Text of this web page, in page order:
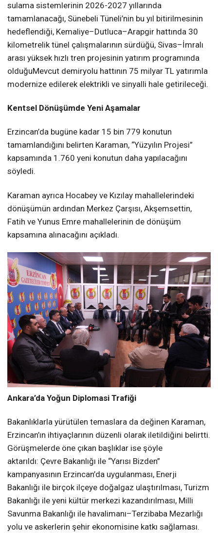
sulama sistemlerinin 2026-2027 yıllarında
tamamlanacağı, Sünebeli Tüneli’nin bu yıl bitirilmesinin
hedeflendiği, Kemaliye–Dutluca–Arapgir hattında 30
kilometrelik tünel çalışmalarının sürdüğü, Sivas–İmralı
arası yüksek hızlı tren projesinin yatırım programında
olduğuMevcut demiryolu hattının 75 milyar TL yatırımla
modernize edilerek elektrikli ve sinyalli hale getirileceği.
Kentsel Dönüşümde Yeni Aşamalar
Erzincan’da bugüne kadar 15 bin 779 konutun
tamamlandığını belirten Karaman, “Yüzyılın Projesi”
kapsamında 1.760 yeni konutun daha yapılacağını
söyledi.
Karaman ayrıca Hocabey ve Kızılay mahallelerindeki
dönüşümün ardından Merkez Çarşısı, Akşemsettin,
Fatih ve Yunus Emre mahallelerinin de dönüşüm
kapsamına alınacağını açıkladı.
Ankara’da Yoğun Diplomasi Trafiği
Bakanlıklarla yürütülen temaslara da değinen Karaman,
Erzincan’ın ihtiyaçlarının düzenli olarak iletildiğini belirtti.
Görüşmelerde öne çıkan başlıklar ise şöyle
aktarıldı: Çevre Bakanlığı ile “Yarısı Bizden”
kampanyasının Erzincan’da uygulanması, Enerji
Bakanlığı ile birçok ilçeye doğalgaz ulaştırılması, Turizm
Bakanlığı ile yeni kültür merkezi kazandırılması, Milli
Savunma Bakanlığı ile havalimanı–Terzibaba Mezarlığı
yolu ve askerlerin şehir ekonomisine katkı sağlaması.